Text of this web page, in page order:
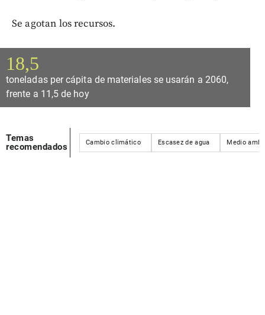
Se agotan los recursos.
18,5
toneladas per cápita de materiales se usarán a 2060,
frente a 11,5 de hoy
Temas
recomendados
Cambio climático Escasez de agua Medio